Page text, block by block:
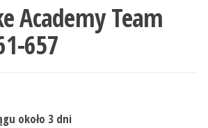
Academy Team
657
140,39zł.
cena wynosi: 134,99zł.
około 3 dni